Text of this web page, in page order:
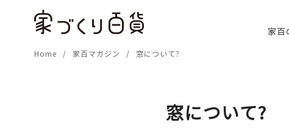
家百
Home 家百マガジン 窓について?
窓について?